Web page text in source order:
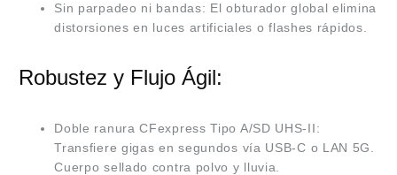
Sin parpadeo ni bandas: El obturador global elimina
distorsiones en luces artificiales o flashes rápidos.
Robustez y Flujo Ágil:
Doble ranura CFexpress Tipo A/SD UHS-II:
Transfiere gigas en segundos vía USB-C o LAN 5G.
Cuerpo sellado contra polvo y lluvia.